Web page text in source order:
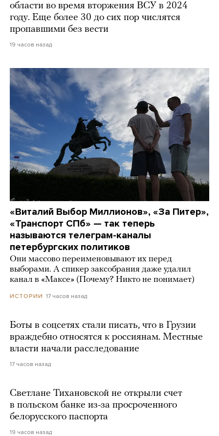
области во время вторжения ВСУ в 2024
году. Еще более 30 до сих пор числятся
пропавшими без вести
19 часов назад
«Виталий Выбор Миллионов», «За Питер»,
«Транспорт СПб» — так теперь
называются телеграм-каналы
петербургских политиков
Они массово переименовывают их перед
выборами. А спикер заксобрания даже удалил
канал в «Максе» (Почему? Никто не понимает)
ИСТОРИИ 17 часов назад
Боты в соцсетях стали писать, что в Грузии
враждебно относятся к россиянам. Местные
власти начали расследование
17 часов назад
Светлане Тихановской не открыли счет
в польском банке из-за просроченного
белорусского паспорта
19 часов назад